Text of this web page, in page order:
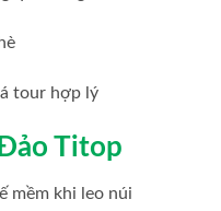
tour hợp lý
Titop
mềm khi leo núi